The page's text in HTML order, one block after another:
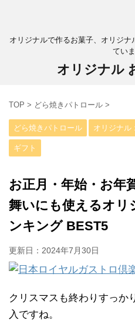
オリジナルで作るお菓子、オリジ
ていま
オリジナル
TOP > どら焼きパトロール >
どら焼きパトロール オリジナル
ギフト
お正月・年始・お年
舞いにも使えるオリ
ンキング BEST5
更新日： 2024年7月30日
クリスマスも終わりすっか
入ですね。